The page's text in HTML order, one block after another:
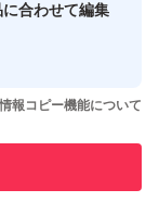
実績があります
あります
合わせて編集
報コピー機能について